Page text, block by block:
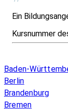
Ein
Kursnummer
Baden-
Berlin
Brandenburg
Bremen